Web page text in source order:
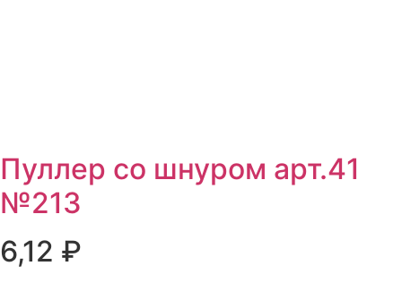
Пуллер со шнуром арт.41
№213
6,12 ₽